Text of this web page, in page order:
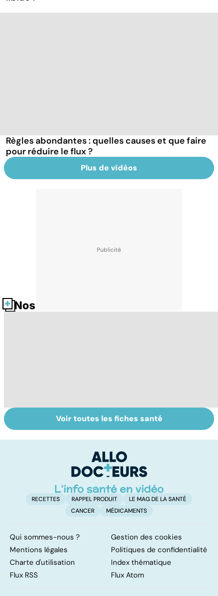
Règles abondantes : quelles causes et que faire
pour réduire le flux ?
Plus de vidéos
Nos fiches santé
L'avortement :
quels délais,
Gynéco : un suivi
pour la vie
Voir toutes les fiches santé
RECETTES RAPPEL PRODUIT
LE MAG DE LA SANTÉ
CANCER
MÉDICAMENTS
Qui sommes-nous ?
Gestion des cookies
Mentions légales
Politiques de confidentialité
Charte d'utilisation
Index thématique
Flux RSS
Flux Atom